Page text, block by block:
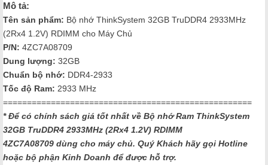
Mô tả:
Tên sản phẩm: Bộ nhớ ThinkSystem 32GB TruDDR4 2933MHz
(2Rx4 1.2V) RDIMM cho Máy Chủ
P/N: 4ZC7A08709
Dung lượng: 32GB
Chuẩn bộ nhớ: DDR4-2933
Tốc độ Ram: 2933 MHz
====================================================
* Để có chính sách giá tốt nhất về Bộ nhớ Ram ThinkSystem
32GB TruDDR4 2933MHz (2Rx4 1.2V) RDIMM
4ZC7A08709 dùng cho máy chủ. Quý Khách hãy gọi Hotline
hoặc bộ phận Kinh Doanh để được hỗ trợ.